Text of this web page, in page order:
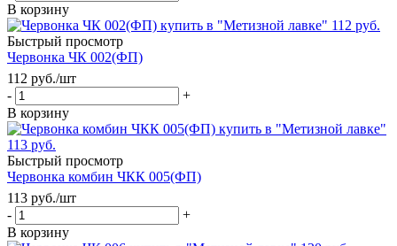
В корзину
Быстрый просмотр
Червонка ЧК 002(ФП)
112 руб./шт
-
+
В корзину
Быстрый просмотр
Червонка комбин ЧКК 005(ФП)
113 руб./шт
-
+
В корзину